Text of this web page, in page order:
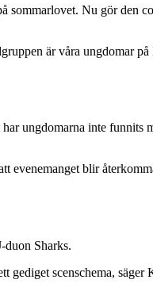
sommarlovet. Nu gör den
är våra ungdomar
ungdomarna inte funnits
evenemanget blir
duon Sharks.
gediget scenschema, säger